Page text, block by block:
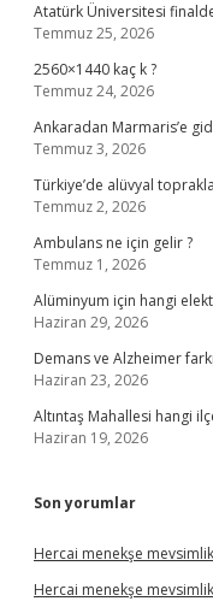
Atatürk Üniversitesi
Temmuz 25, 2026
2560×1440 kaç k ?
Temmuz 24, 2026
Ankaradan Marmaris’e
Temmuz 3, 2026
Türkiye’de alüvyal
Temmuz 2, 2026
Ambulans ne için gelir ?
Temmuz 1, 2026
Alüminyum için hangi
Haziran 29, 2026
Demans ve Alzheimer
Haziran 23, 2026
Altıntaş Mahallesi hangi
Haziran 19, 2026
Son yorumlar
Hercai menekşe
Hercai menekşe